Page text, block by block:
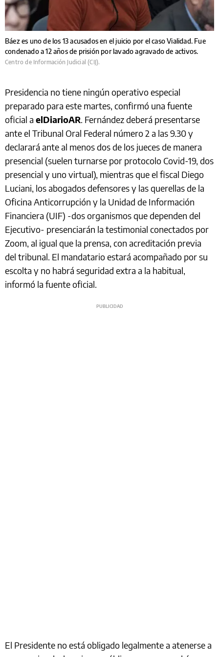
Báez es uno de los 13 acusados en el juicio por el caso Vialidad. Fue
condenado a 12 años de prisión por lavado agravado de activos.
Centro de Información Judicial (CIJ).
Presidencia no tiene ningún operativo especial
preparado para este martes, confirmó una fuente
oficial a elDiarioAR. Fernández deberá presentarse
ante el Tribunal Oral Federal número 2 a las 9.30 y
declarará ante al menos dos de los jueces de manera
presencial (suelen turnarse por protocolo Covid-19, dos
presencial y uno virtual), mientras que el fiscal Diego
Luciani, los abogados defensores y las querellas de la
Oficina Anticorrupción y la Unidad de Información
Financiera (UIF) -dos organismos que dependen del
Ejecutivo- presenciarán la testimonial conectados por
Zoom, al igual que la prensa, con acreditación previa
del tribunal. El mandatario estará acompañado por su
escolta y no habrá seguridad extra a la habitual,
informó la fuente oficial.
El Presidente no está obligado legalmente a atenerse a